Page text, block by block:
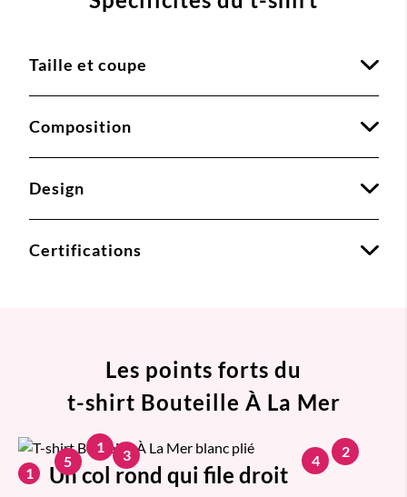
Taille et coupe
Composition
Design
Certifications
Les points forts du
t-shirt Bouteille À La Mer
1 Un col rond qui file droit
1 2
3 4
5